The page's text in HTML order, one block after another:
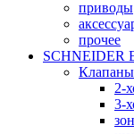
приводы
прочее
SCHNEIDER
Клапаны
2-
3-